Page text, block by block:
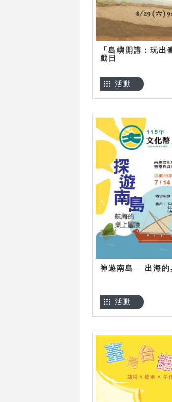
「島嶼開講：玩出
戲日
活動
神遊南島— 出海的
活動